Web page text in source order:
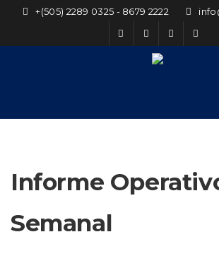
+(505) 2289 0325 - 8679 2222
Informe
Semanal